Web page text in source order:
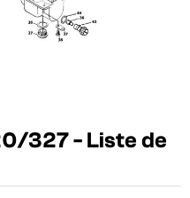
327 - Liste de